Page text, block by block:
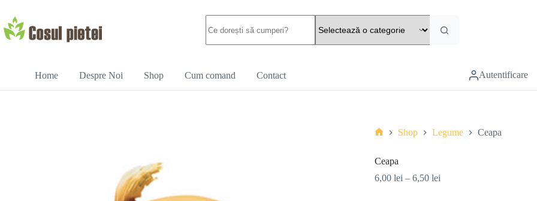
Home Despre Noi Shop Cum comand Contact Autentificare
Shop Legume Ceapa
Ceapa
6,00 lei – 6,50 lei